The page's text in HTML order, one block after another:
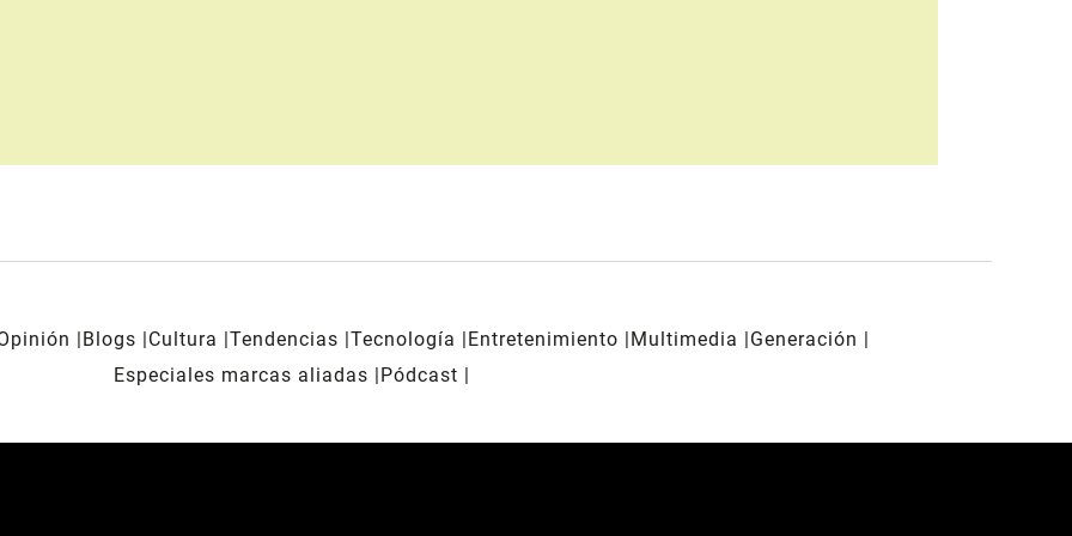
Blogs Cultura Tendencias Tecnología Entretenimiento Multimedia
Generación
Especiales marcas aliadas
Pódcast